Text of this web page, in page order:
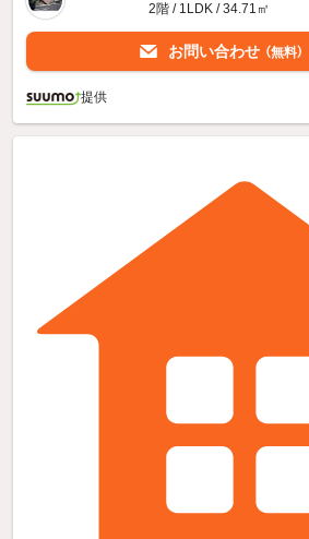
2階 / 1LDK / 34.71㎡
お問い合わせ （無料）
提供